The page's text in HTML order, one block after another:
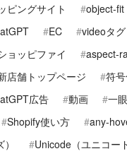
ピングサイト object-fit
EC videoタグ
ョッピファイ
aspect-
店舗トップページ
符
広告 動画
一
Shopify使い方
any-
Unicode（ユニコー